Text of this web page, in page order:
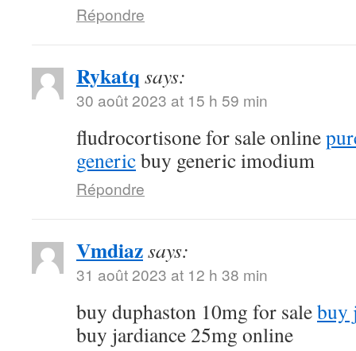
Répondre
Rykatq says:
30 août 2023 at 15 h 59 min
fludrocortisone for sale online
genericbuy generic imodium
Répondre
Vmdiazsays:
31 août 2023 at 12 h 38 min
buy duphaston 10mg for salebuy
buy jardiance 25mg online